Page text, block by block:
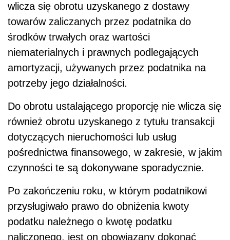
wlicza się obrotu uzyskanego z dostawy
towarów zaliczanych przez podatnika do
środków trwałych oraz wartości
niematerialnych i prawnych podlegających
amortyzacji, używanych przez podatnika na
potrzeby jego działalności.
Do obrotu ustalającego proporcję nie wlicza się
również obrotu uzyskanego z tytułu transakcji
dotyczących nieruchomości lub usług
pośrednictwa finansowego, w zakresie, w jakim
czynności te są dokonywane sporadycznie.
Po zakończeniu roku, w którym podatnikowi
przysługiwało prawo do obniżenia kwoty
podatku należnego o kwotę podatku
naliczonego, jest on obowiązany dokonać